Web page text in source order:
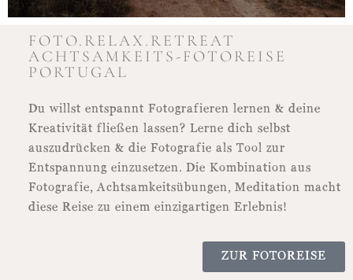
FOTO.RELAX.RETREAT
ACHTSAMKEITS-FOTOREISE
PORTUGAL
Du willst entspannt Fotografieren lernen & deine
Kreativität fließen lassen? Lerne dich selbst
auszudrücken & die Fotografie als Tool zur
Entspannung einzusetzen. Die Kombination aus
Fotografie, Achtsamkeitsübungen, Meditation macht
diese Reise zu einem einzigartigen Erlebnis!
ZUR FOTOREISE